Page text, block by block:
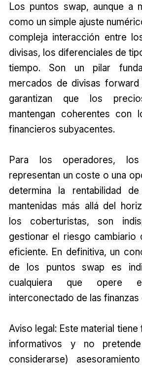
Los puntos swap, aunque a
como un simple ajuste
compleja interacción entre
divisas, los diferenciales de
tiempo. Son un pilar
mercados de divisas
garantizan que los
mantengan coherentes con
financieros subyacentes.
Para los operadores,
representan un coste o una
determina la rentabilidad
mantenidas más allá del
los coberturistas, son
gestionar el riesgo cambiario
eficiente. En definitiva, un
de los puntos swap es
cualquiera que opere
interconectado de las finanzas
Aviso legal: Este material
informativos y no
considerarse)